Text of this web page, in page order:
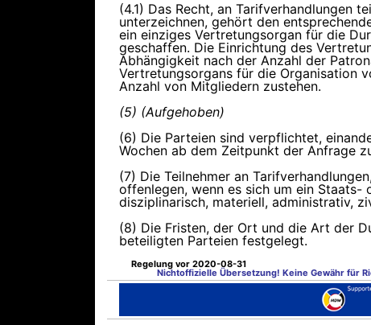
(4.1) Das Recht, an Tarifverhandlungen
unterzeichnen, gehört den
ein einziges Vertretungsorgan für die
geschaffen. Die Einrichtung des
Abhängigkeit nach der Anzahl der
Vertretungsorgans für die Organisation
Anzahl von Mitgliedern zustehen.
(5) (Aufgehoben)
(6) Die Parteien sind verpflichtet,
Wochen ab dem Zeitpunkt der Anfrage
(7) Die Teilnehmer an
offenlegen, wenn es sich um ein Staats-
disziplinarisch, materiell, administrativ,
(8) Die Fristen, der Ort und die Art der
beteiligten Parteien festgelegt.
Regelung vor 2020-08-31
Nichtoffizielle Übersetzung! Keine Gewähr für